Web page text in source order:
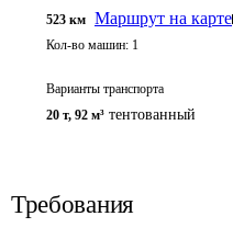
523 км Маршрут на карте
Кол-во машин: 1
Варианты транспорта
20 т, 92 м³ тентованный
Требования